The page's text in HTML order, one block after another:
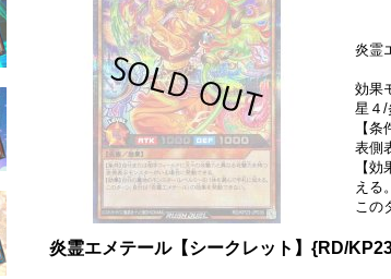
炎霊
効果
星４/
【
表側
【
える。
この
炎霊エメテール【シークレット】{RD/